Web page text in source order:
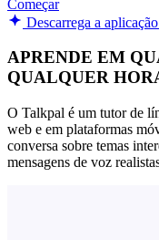
Começar
Descarrega a
APRENDE EM
QUALQUER
O Talkpal é um tutor de
web e em plataformas
conversa sobre temas
mensagens de voz